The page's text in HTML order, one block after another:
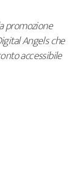
promozione
Angels che
accessibile